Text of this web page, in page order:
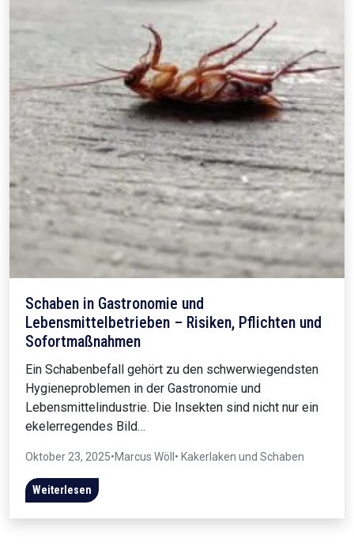
Schaben in Gastronomie und
Lebensmittelbetrieben – Risiken, Pflichten und
Sofortmaßnahmen
Ein Schabenbefall gehört zu den schwerwiegendsten
Hygieneproblemen in der Gastronomie und
Lebensmittelindustrie. Die Insekten sind nicht nur ein
ekelerregendes Bild…
Oktober 23, 2025•Marcus Wöll • Kakerlaken und Schaben
Weiterlesen